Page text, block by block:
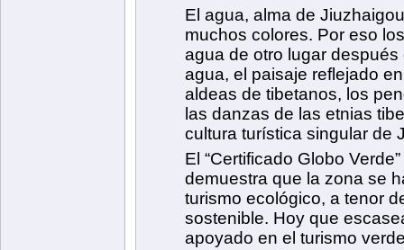
El agua, alma de
muchos colores. Por eso
agua de otro lugar después
agua, el paisaje reflejado
aldeas de tibetanos, los
las danzas de las etnias
cultura turística singular de
El “Certificado Globo
demuestra que la zona se
turismo ecológico, a tenor
sostenible. Hoy que
apoyado en el turismo